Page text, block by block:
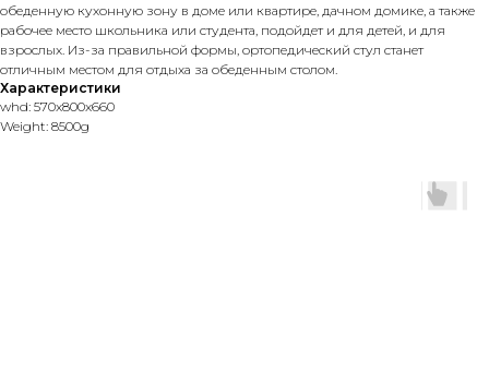
обеденную кухонную зону в доме или квартире, дачном домике, а также
рабочее место школьника или студента, подойдет и для детей, и для
взрослых. Из-за правильной формы, ортопедический стул станет
отличным местом для отдыха за обеденным столом.
Характеристики
whd: 570x800x660
Weight: 8500g